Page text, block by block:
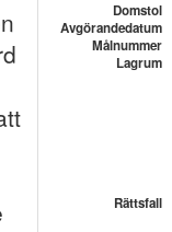
Domstol
Avgörandedatum
Målnummer
Lagrum
Rättsfall